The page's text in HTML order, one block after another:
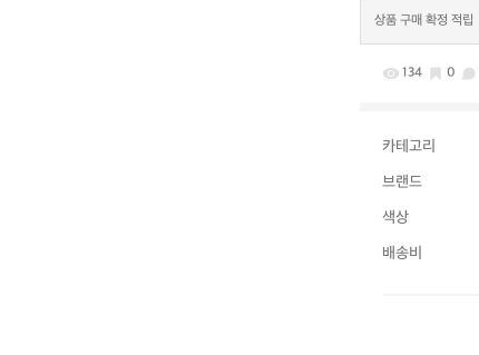
상품 구매 확정 적립
134 0
카테고리
브랜드
색상
배송비